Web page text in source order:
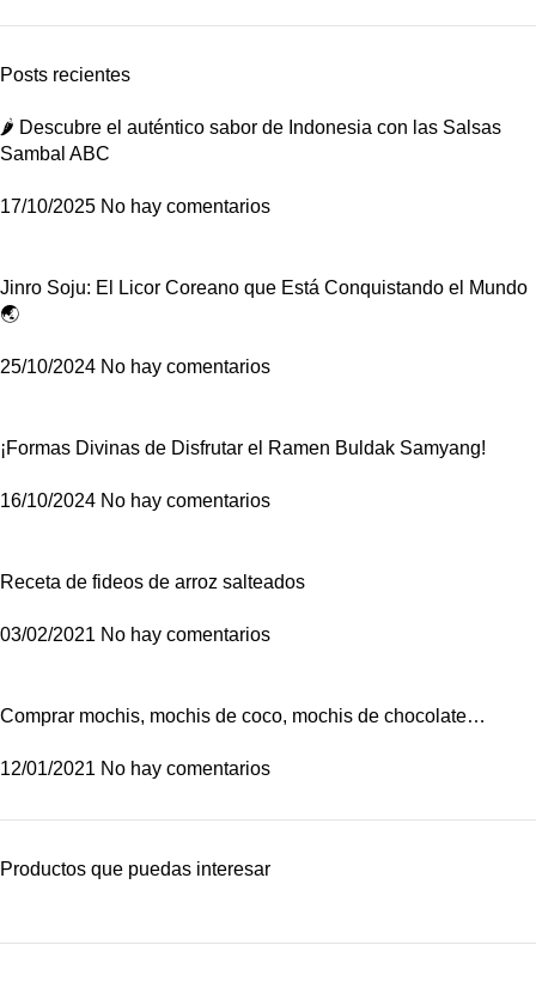
Posts recientes
🌶️ Descubre el auténtico sabor de Indonesia con las Salsas
Sambal ABC
17/10/2025 No hay comentarios
Jinro Soju: El Licor Coreano que Está Conquistando el Mundo
🌏
25/10/2024 No hay comentarios
¡Formas Divinas de Disfrutar el Ramen Buldak Samyang!
16/10/2024 No hay comentarios
Receta de fideos de arroz salteados
03/02/2021 No hay comentarios
Comprar mochis, mochis de coco, mochis de chocolate…
12/01/2021 No hay comentarios
Productos que puedas interesar